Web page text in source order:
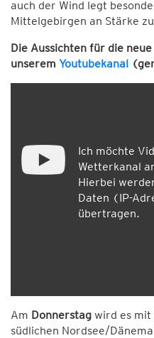
auch der Wind legt
Mittelgebirgen an Stärke
Die Aussichten für die
unserem Youtubekanal
Ich möchte
Wetterkanal
Hierbei
Daten (IP-
übertragen.
Am Donnerstag wird es
südlichen Nordsee/